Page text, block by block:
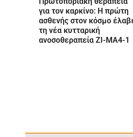
για τον καρκίνο: Η πρώτη
ασθενής στον κόσμο
τη νέα κυτταρική
ανοσοθεραπεία ZI-MA4-1